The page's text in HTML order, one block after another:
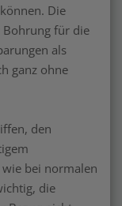
Die
Bohrung für die
als
ganz ohne
den
bei normalen
die